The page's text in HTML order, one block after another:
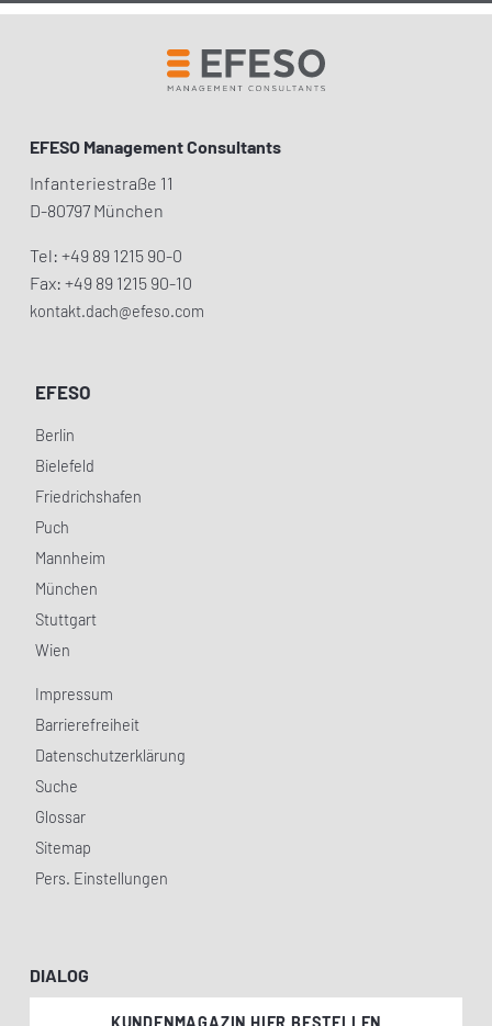
EFESO Management Consultants
Infanteriestraße 11
D-80797 München
Tel: +49 89 1215 90-0
Fax: +49 89 1215 90-10
kontakt.dach@efeso.com
EFESO
Berlin
Bielefeld
Friedrichshafen
Puch
Mannheim
München
Stuttgart
Wien
Impressum
Barrierefreiheit
Datenschutzerklärung
Suche
Glossar
Sitemap
Pers. Einstellungen
DIALOG
KUNDENMAGAZIN HIER BESTELLEN